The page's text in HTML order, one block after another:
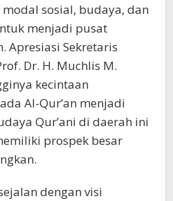
sosial, budaya, dan
menjadi pusat
Apresiasi Sekretaris
Dr. H. Muchlis M.
kecintaan
Al-Qur’an menjadi
Qur’ani di daerah ini
prospek besar
dengan visi